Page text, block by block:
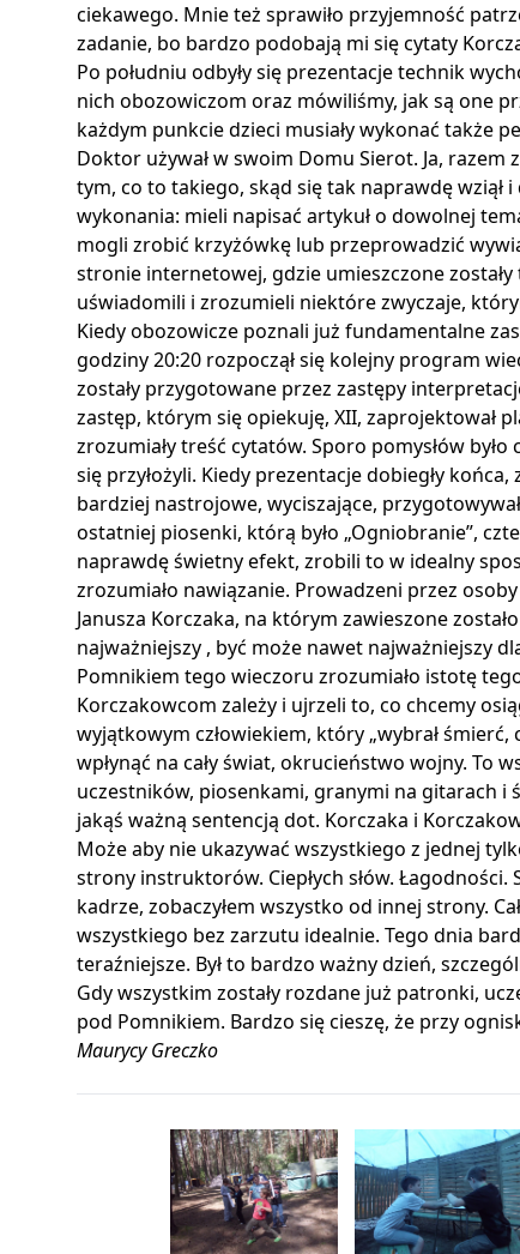
ciekawego. Mnie też sprawiło przyjemność
zadanie, bo bardzo podobają mi się cytaty
Po południu odbyły się prezentacje technik
nich obozowiczom oraz mówiliśmy, jak są one
każdym punkcie dzieci musiały wykonać także
Doktor używał w swoim Domu Sierot. Ja,
tym, co to takiego, skąd się tak naprawdę
wykonania: mieli napisać artykuł o dowolnej
mogli zrobić krzyżówkę lub przeprowadzić
stronie internetowej, gdzie umieszczone
uświadomili i zrozumieli niektóre zwyczaje,
Kiedy obozowicze poznali już fundamentalne
godziny 20:20 rozpoczął się kolejny program
zostały przygotowane przez zastępy
zastęp, którym się opiekuję, XII, zaprojektował
zrozumiały treść cytatów. Sporo pomysłów
się przyłożyli. Kiedy prezentacje dobiegły
bardziej nastrojowe, wyciszające,
ostatniej piosenki, którą było „Ogniobranie”,
naprawdę świetny efekt, zrobili to w idealny
zrozumiało nawiązanie. Prowadzeni przez
Janusza Korczaka, na którym zawieszone
najważniejszy , być może nawet najważniejszy
Pomnikiem tego wieczoru zrozumiało istotę
Korczakowcom zależy i ujrzeli to, co chcemy
wyjątkowym człowiekiem, który „wybrał śmierć,
wpłynąć na cały świat, okrucieństwo wojny. To
uczestników, piosenkami, granymi na gitarach
jakąś ważną sentencją dot. Korczaka i
Może aby nie ukazywać wszystkiego z jednej
strony instruktorów. Ciepłych słów.
kadrze, zobaczyłem wszystko od innej strony.
wszystkiego bez zarzutu idealnie. Tego dnia
teraźniejsze. Był to bardzo ważny dzień,
Gdy wszystkim zostały rozdane już patronki,
pod Pomnikiem. Bardzo się cieszę, że przy
Maurycy Greczko